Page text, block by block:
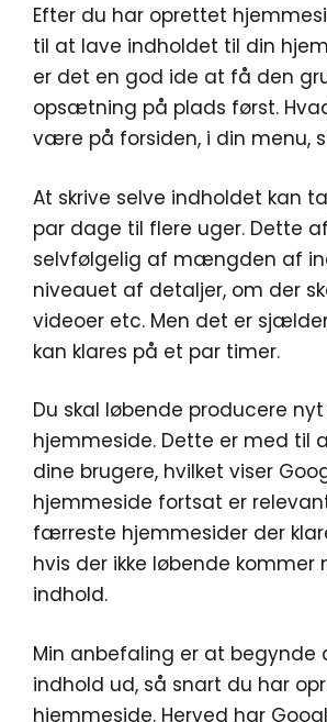
Efter du har oprettet
til at lave indholdet til din
er det en god ide at få den
opsætning på plads først.
være på forsiden, i din menu,
At skrive selve indholdet kan
par dage til flere uger. Dette
selvfølgelig af mængden af
niveauet af detaljer, om der
videoer etc. Men det er
kan klares på et par timer.
Du skal løbende producere
hjemmeside. Dette er med til
dine brugere, hvilket viser
hjemmeside fortsat er
færreste hjemmesider der
hvis der ikke løbende kommer
indhold.
Min anbefaling er at
indhold ud, så snart du har
hjemmeside. Herved har